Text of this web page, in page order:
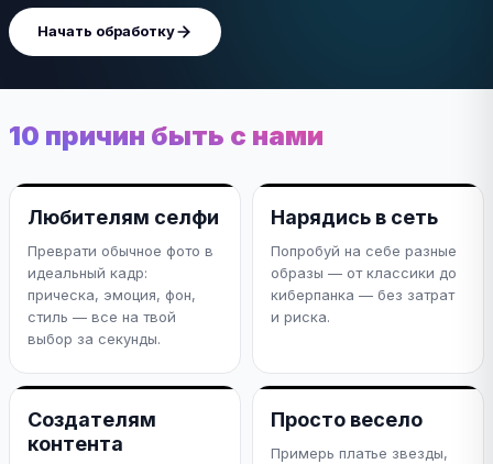
Начать обработку
10 причин быть с нами
Любителям селфи
Преврати обычное фото в
идеальный кадр:
прическа, эмоция, фон,
стиль — все на твой
выбор за секунды.
Нарядись в сеть
Попробуй на себе разные
образы — от классики до
киберпанка — без затрат
и риска.
Создателям
контента
Просто весело
Примерь платье звезды,